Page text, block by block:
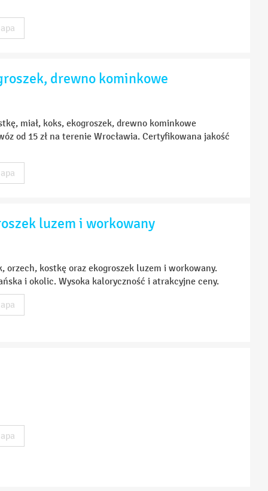
drewno kominkowe
miał, koks, ekogroszek, drewno kominkowe
od 15 zł na terenie Wrocławia. Certyfikowana jakość
luzem i workowany
orzech, kostkę oraz ekogroszek luzem i workowany.
i okolic. Wysoka kaloryczność i atrakcyjne ceny.